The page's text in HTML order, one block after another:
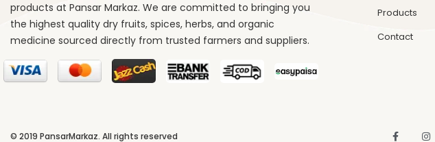
products at Pansar Markaz. We are committed to bringing you
the highest quality dry fruits, spices, herbs, and organic
medicine sourced directly from trusted farmers and suppliers.
Products
Contact
© 2019 PansarMarkaz. All rights reserved